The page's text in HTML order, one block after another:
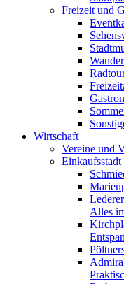
Freizeit und
Wirtschaft
Vereine und
Alles